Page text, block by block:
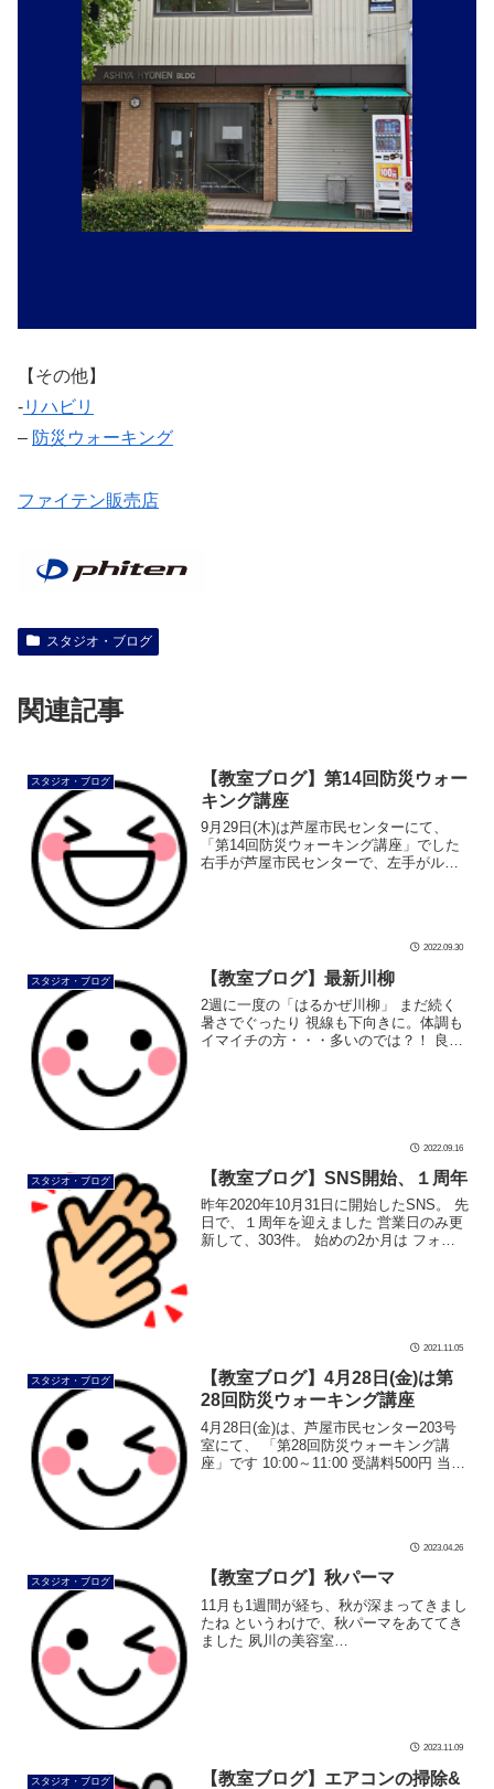
【その他】
‐リハビリ
– 防災ウォーキング
ファイテン販売店
スタジオ・ブログ
関連記事
スタジオ・ブログ
【教室ブログ】第14回防災ウォー
キング講座
9月29日(木)は芦屋市民センターにて、
「第14回防災ウォーキング講座」でした
右手が芦屋市民センターで、左手がルナ
2022.09.30
スタジオ・ブログ 【教室ブログ】最新川柳
2週に一度の「はるかぜ川柳」 まだ続く
暑さでぐったり 視線も下向きに。体調も
イマイチの方・・・多いのでは？！ 良い
2022.09.16
スタジオ・ブログ 【教室ブログ】SNS開始、１周年
昨年2020年10月31日に開始したSNS。 先
日で、１周年を迎えました 営業日のみ更
新して、303件。 始めの2か月は フォロ
2021.11.05
スタジオ・ブログ
【教室ブログ】4月28日(金)は第
28回防災ウォーキング講座
4月28日(金)は、芦屋市民センター203号
室にて、 「第28回防災ウォーキング講
座」です 10:00～11:00 受講料500円 当日
2023.04.26
スタジオ・ブログ 【教室ブログ】秋パーマ
11月も1週間が経ち、秋が深まってきまし
たね というわけで、秋パーマをあててき
ました 夙川の美容室
2023.11.09
スタジオ・ブログ
【教室ブログ】エアコンの掃除&